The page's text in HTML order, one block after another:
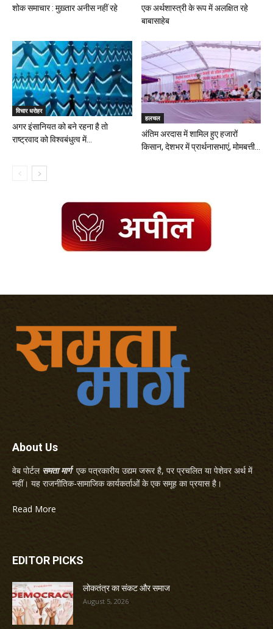
शोक समाचार : मुख़्तार अनीस नहीं रहे
एक अर्थशास्त्री के रूप में अलक्षित रहे
बाबासाहेब
विचार धरोहर
अगर इंसानियत को बने रहना है तो
राष्ट्रवाद को विश्वबंधुत्व में...
हलचल
अंतिम अरदास में शामिल हुए हजारों
किसान, देशभर में प्रार्थनासभाएं, मोमबत्ती...
About Us
वेब पोर्टल समता मार्गएक पत्रकारीय उद्यम जरूर है, पर प्रचलित या पेशेवर अर्थ में
नहीं। यह राजनीतिक-सामाजिक कार्यकर्ताओं के एक समूह का प्रयास है।
Read More
EDITOR PICKS
लोकतंत्र का संकट और समाज
August 5, 2026